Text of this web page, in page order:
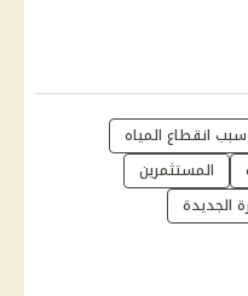
سبب انقطاع المياه
المستثمرين
الجديدة